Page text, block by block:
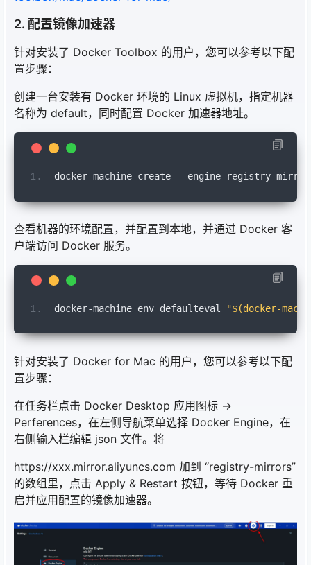
2. 配置镜像加速器
针对安装了 Docker Toolbox 的用户，您可以参考以下配
置步骤：
创建一台安装有 Docker 环境的 Linux 虚拟机，指定机器
名称为 default，同时配置 Docker 加速器地址。
docker-machine create --engine- registry-mirror
查看机器的环境配置，并配置到本地，并通过 Docker 客
户端访问 Docker 服务。
docker-machine env defaulteval "$(docker-
针对安装了 Docker for Mac 的用户，您可以参考以下配
置步骤：
在任务栏点击 Docker Desktop 应用图标 ->
Perferences，在左侧导航菜单选择 Docker Engine，在
右侧输入栏编辑 json 文件。将
https://xxx.mirror.aliyuncs.com 加到 “registry-mirrors”
的数组里，点击 Apply & Restart 按钮，等待 Docker 重
启并应用配置的镜像加速器。